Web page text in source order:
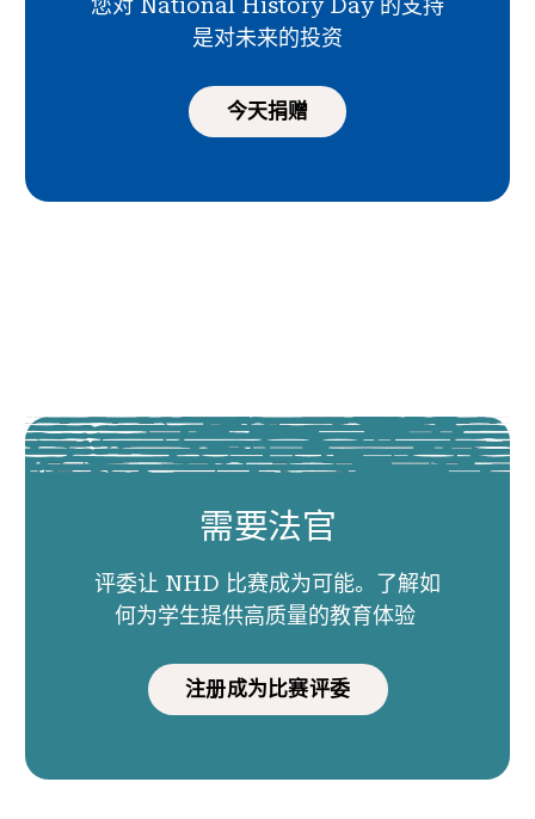
是对未来的投资
今天捐赠
需要法官
评委让 NHD 比赛成为可能。了解如
何为学生提供高质量的教育体验
注册成为比赛评委